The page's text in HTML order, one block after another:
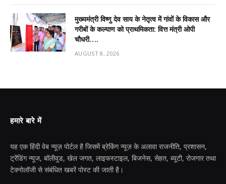
मुख्यमंत्री विष्णु देव साय के नेतृत्व में गांवों के विकास और
गरीबों के कल्याण को प्राथमिकता: वित्त मंत्री ओपी
चौधरी….
AUGUST 8, 2026
हमारे बारे में
यह एक हिंदी वेब न्यूज़ पोर्टल है जिसमें ब्रेकिंग न्यूज़ के अलावा राजनीति, प्रशासन,
ट्रेंडिंग न्यूज, बॉलीवुड, खेल जगत, लाइफस्टाइल, बिजनेस, सेहत, ब्यूटी, रोजगार तथा
टेक्नोलॉजी से संबंधित खबरें पोस्ट की जाती है।